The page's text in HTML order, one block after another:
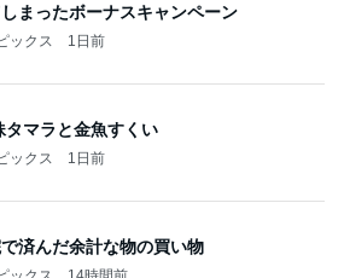
まったボーナスキャンペーン
ックス 1日前
タマラと金魚すくい
ックス 1日前
済んだ余計な物の買い物